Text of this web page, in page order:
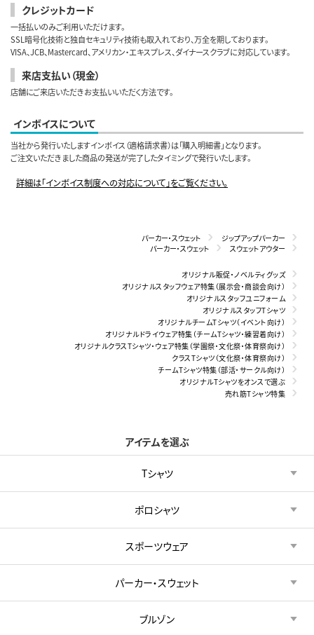
クレジットカード
一括払いのみご利用いただけます。
SSL暗号化技術と独自セキュリティ技術も取入れており、万全を期しております。
VISA、JCB、Mastercard、アメリカン・エキスプレス、ダイナースクラブに対応しています。
来店支払い（現金）
店舗にご来店いただきお支払いいただく方法です。
インボイスについて
当社から発行いたしますインボイス（適格請求書）は「購入明細書」となります。
ご注文いただきました商品の発送が完了したタイミングで発行いたします。
詳細は「インボイス制度への対応について」をご覧ください。
パーカー・スウェット
ジップアップパーカー
パーカー・スウェット
スウェットアウター
オリジナル販促・ノベルティグッズ
オリジナルスタッフウェア特集（展示会・商談会向け）
オリジナルスタッフユニフォーム
オリジナルスタッフTシャツ
オリジナルチームTシャツ（イベント向け）
オリジナルドライウェア特集（チームTシャツ・練習着向け）
オリジナルクラスTシャツ・ウェア特集（学園祭・文化祭・体育祭向け）
クラスTシャツ（文化祭・体育祭向け）
チームTシャツ特集（部活・サークル向け）
オリジナルTシャツをオンスで選ぶ
売れ筋Tシャツ特集
アイテムを選ぶ
Tシャツ
ポロシャツ
スポーツウェア
パーカー・スウェット
ブルゾン